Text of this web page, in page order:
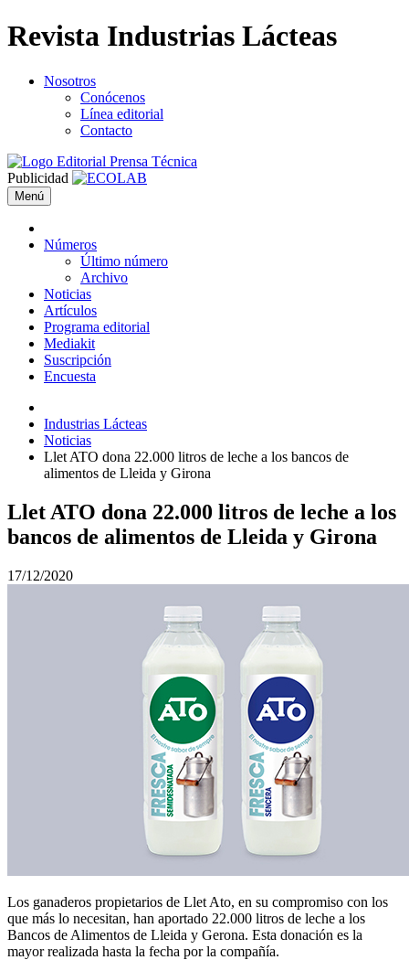
Revista Industrias Lácteas
Nosotros
Conócenos
Línea editorial
Contacto
Publicidad
Menú
Números
Último número
Archivo
Noticias
Artículos
Programa editorial
Mediakit
Suscripción
Encuesta
Industrias Lácteas
Noticias
Llet ATO dona 22.000 litros de leche a los bancos de
alimentos de Lleida y Girona
Llet ATO dona 22.000 litros de leche a los
bancos de alimentos de Lleida y Girona
17/12/2020
Los ganaderos propietarios de Llet Ato, en su compromiso con los
que más lo necesitan, han aportado 22.000 litros de leche a los
Bancos de Alimentos de Lleida y Gerona. Esta donación es la
mayor realizada hasta la fecha por la compañía.